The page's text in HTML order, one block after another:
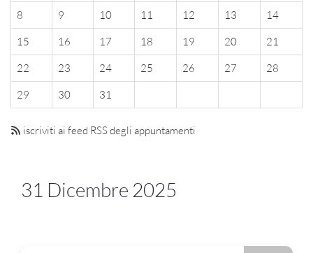
8
9 10 11 12 13
14
15
16 17 18 19 20
21
22
23 24 25 26 27
28
29
30 31
iscriviti ai feed RSS degli appuntamenti
31 Dicembre 2025